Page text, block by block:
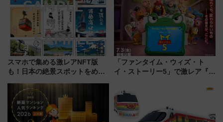
貢献するだけでなく、全線区で
活躍するための仕組みも
スマホで集める激レアNFT版
も！日本の絶景スポットをめぐ
ん)」企画がスタート
「ファンタイム・ウィズ・ト
イ・ストーリー5」で激レア『ロ
デコレーションも徹底解説